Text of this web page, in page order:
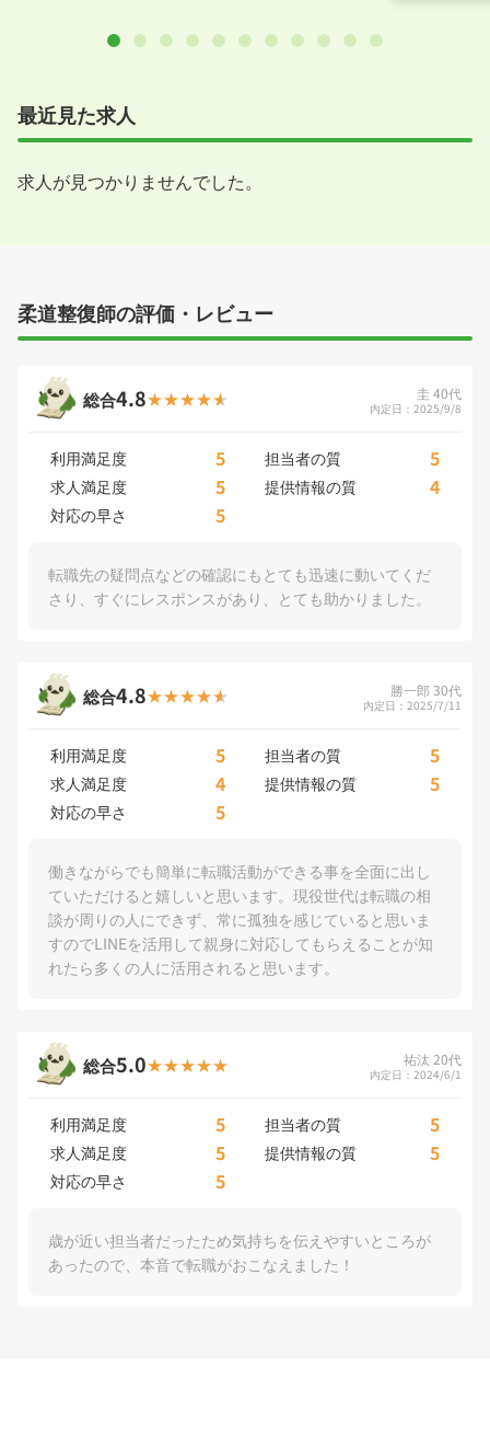
最近見た求人
求人が見つかりませんでした。
柔道整復師の評価・レビュー
総合4.8 圭 40代
内定日：2025/9/8
利用満足度 5 担当者の質 5
求人満足度 5 提供情報の質 4
対応の早さ 5
転職先の疑問点などの確認にもとても迅速に動いてくだ
さり、すぐにレスポンスがあり、とても助かりました。
総合4.8 勝一郎 30代
内定日：2025/7/11
利用満足度 5 担当者の質 5
求人満足度 4 提供情報の質 5
対応の早さ 5
働きながらでも簡単に転職活動ができる事を全面に出し
ていただけると嬉しいと思います。現役世代は転職の相
談が周りの人にできず、常に孤独を感じていると思いま
すのでLINEを活用して親身に対応してもらえることが知
れたら多くの人に活用されると思います。
総合5.0 祐汰 20代
内定日：2024/6/1
利用満足度 5 担当者の質 5
求人満足度 5 提供情報の質 5
対応の早さ 5
歳が近い担当者だったため気持ちを伝えやすいところが
あったので、本音で転職がおこなえました！